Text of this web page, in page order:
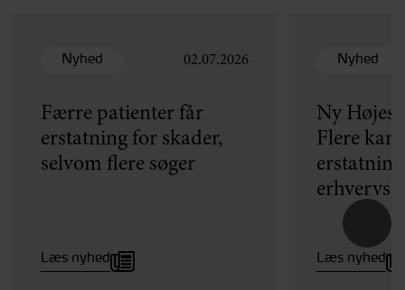
Nyhed 02.07.2026
Færre patienter får
erstatning for skader,
selvom flere søger
Læs nyhed
Nyhed
Ny
Flere kan
Læs nyhed